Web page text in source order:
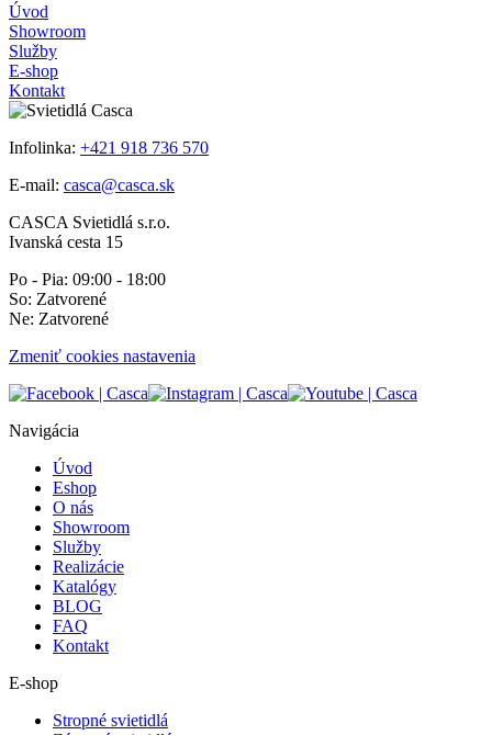
Úvod
Showroom
Služby
E-shop
Kontakt
Infolinka: +421 918 736 570
E-mail: casca@casca.sk
CASCA Svietidlá s.r.o.
Ivanská cesta 15
Po - Pia: 09:00 - 18:00
So: Zatvorené
Ne: Zatvorené
Zmeniť cookies nastavenia
Navigácia
Úvod
Eshop
O nás
Showroom
Služby
Realizácie
Katalógy
BLOG
FAQ
Kontakt
E-shop
Stropné svietidlá